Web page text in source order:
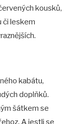
kousků,
či leskem
kabátu,
doplňků.
šátkem se
A jestli se